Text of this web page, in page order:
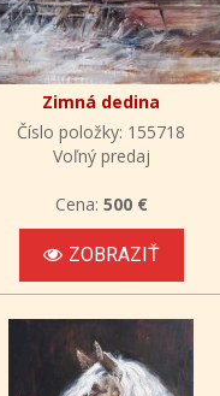
Zimná dedina
Číslo položky: 155718
Voľný predaj
Cena: 500 €
ZOBRAZIŤ